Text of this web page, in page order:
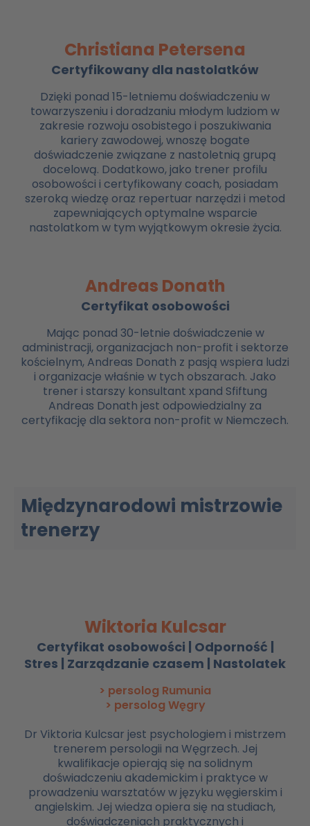
Christiana Petersena
Certyfikowany dla nastolatków
Dzięki ponad 15-letniemu doświadczeniu w
towarzyszeniu i doradzaniu młodym ludziom w
zakresie rozwoju osobistego i poszukiwania
kariery zawodowej, wnoszę bogate
doświadczenie związane z nastoletnią grupą
docelową. Dodatkowo, jako trener profilu
osobowości i certyfikowany coach, posiadam
szeroką wiedzę oraz repertuar narzędzi i metod
zapewniających optymalne wsparcie
nastolatkom w tym wyjątkowym okresie życia.
Andreas Donath
Certyfikat osobowości
Mając ponad 30-letnie doświadczenie w
administracji, organizacjach non-profit i sektorze
kościelnym, Andreas Donath z pasją wspiera ludzi
i organizacje właśnie w tych obszarach. Jako
trener i starszy konsultant xpand Sfiftung
Andreas Donath jest odpowiedzialny za
certyfikację dla sektora non-profit w Niemczech.
Międzynarodowi mistrzowie
trenerzy
Wiktoria Kulcsar
Certyfikat osobowości | Odporność |
Stres | Zarządzanie czasem | Nastolatek
> persolog Rumunia
> persolog Węgry
Dr Viktoria Kulcsar jest psychologiem i mistrzem
trenerem persologii na Węgrzech. Jej
kwalifikacje opierają się na solidnym
doświadczeniu akademickim i praktyce w
prowadzeniu warsztatów w języku węgierskim i
angielskim. Jej wiedza opiera się na studiach,
doświadczeniach praktycznych i